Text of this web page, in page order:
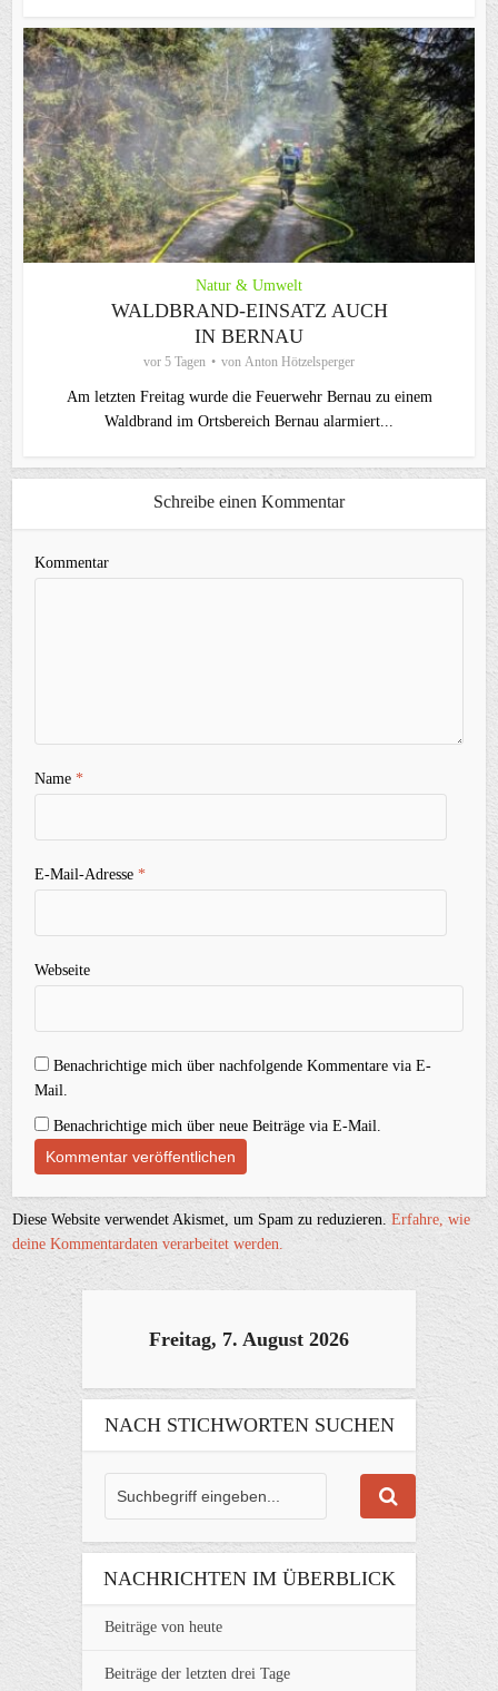
Natur & Umwelt
WALDBRAND-EINSATZ AUCH
IN BERNAU
vor 5 Tagen von Anton Hötzelsperger
Am letzten Freitag wurde die Feuerwehr Bernau zu einem
Waldbrand im Ortsbereich Bernau alarmiert...
Schreibe einen Kommentar
Kommentar
Name*
E-Mail-Adresse*
Webseite
Benachrichtige mich über nachfolgende Kommentare via E-
Mail.
Benachrichtige mich über neue Beiträge via E-Mail.
Diese Website verwendet Akismet, um Spam zu reduzieren.Erfahre, wie
deine Kommentardaten verarbeitet werden.
Freitag, 7. August 2026
NACH STICHWORTEN SUCHEN
NACHRICHTEN IM ÜBERBLICK
Beiträge von heute
Beiträge der letzten drei Tage